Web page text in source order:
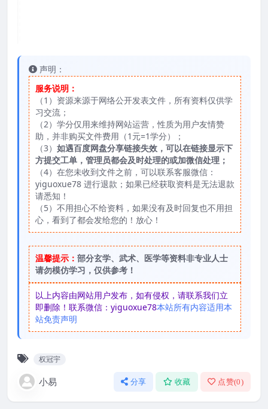
声明：
服务说明：
（1）资源来源于网络公开发表文件，所有资料仅供学
习交流；
（2）学分仅用来维持网站运营，性质为用户友情赞
助，并非购买文件费用（1元=1学分）；
（3） 如遇百度网盘分享链接失效，可以在链接显示下
方提交工单，管理员都会及时处理的或加微信处理；
（4）在您未收到文件之前，可以联系客服微信：
yiguoxue78 进行退款；如果已经获取资料是无法退款
请悉知！
（5）不用担心不给资料，如果没有及时回复也不用担
心，看到了都会发给您的！放心！
温馨提示： 部分玄学、武术、医学等资料非专业人士
请勿模仿学习，仅供参考！
以上内容由网站用户发布，如有侵权，请联系我们立
即删除！联系微信：yiguoxue78本站所有内容适用本
站免责声明
权冠宇
小易 分享 收藏 点赞(0)